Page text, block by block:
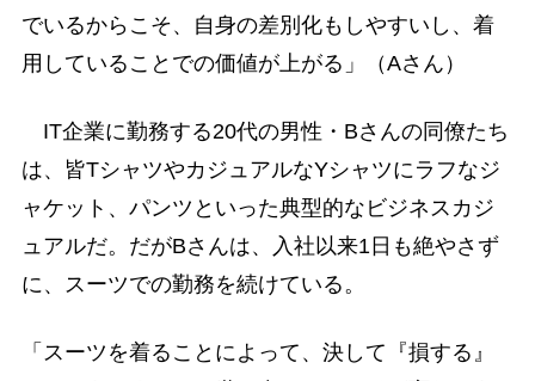
でいるからこそ、自身の差別化もしやすいし、着
用していることでの価値が上がる」（Aさん）
IT企業に勤務する20代の男性・Bさんの同僚たち
は、皆TシャツやカジュアルなYシャツにラフなジ
ャケット、パンツといった典型的なビジネスカジ
ュアルだ。だがBさんは、入社以来1日も絶やさず
に、スーツでの勤務を続けている。
「スーツを着ることによって、決して『損する』